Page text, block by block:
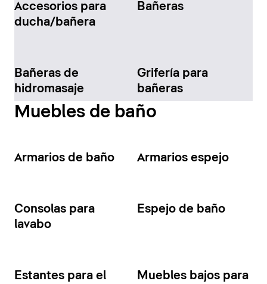
Accesorios para
ducha/bañera
Bañeras
Bañeras de
hidromasaje
Grifería para
bañeras
Muebles de baño
Armarios de baño Armarios espejo
Consolas para
lavabo
Espejo de baño
Estantes para el
Muebles bajos para